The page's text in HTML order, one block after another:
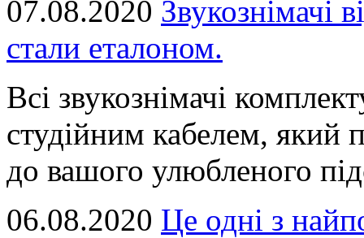
07.08.2020 Звукознімачі
стали еталоном.
Всі звукознімачі
студійним кабелем, який
до вашого улюбленого
06.08.2020 Це однi з